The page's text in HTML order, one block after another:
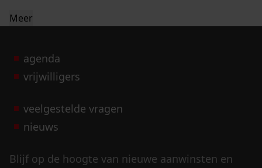
Meer
agenda
vrijwilligers
veelgestelde vragen
nieuws
Blijf op de hoogte van nieuwe aanwinsten en